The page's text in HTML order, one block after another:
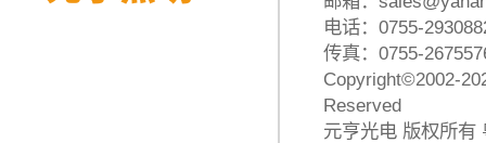
电话： 0755-
传真：0755-
Copyright©2002-
Reserved
元亨光电 版权所有